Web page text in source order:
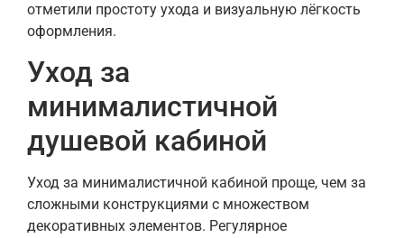
отметили простоту ухода и визуальную лёгкость
оформления.
Уход за
минималистичной
душевой кабиной
Уход за минималистичной кабиной проще, чем за
сложными конструкциями с множеством
декоративных элементов. Регулярное